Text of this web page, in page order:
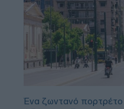
Ένα ζωντανό